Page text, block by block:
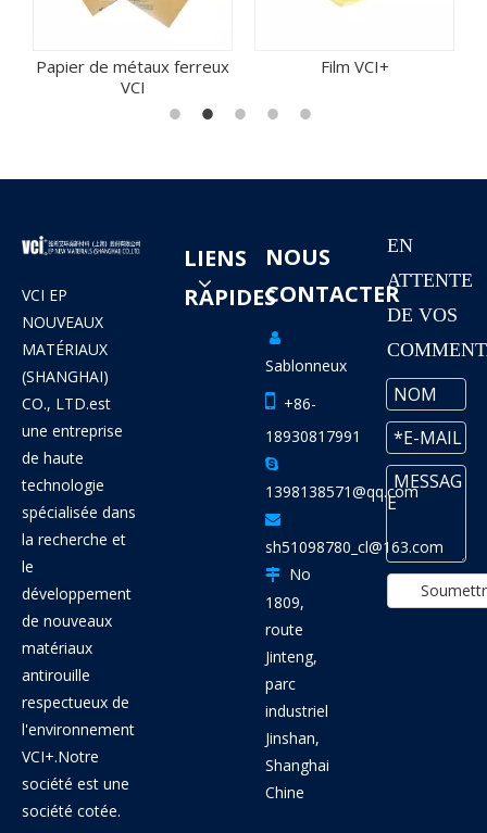
Papier de métaux ferreux
VCI
Film VCI+
VCI EP
NOUVEAUX
MATÉRIAUX
(SHANGHAI)
CO., LTD.est
une entreprise
de haute
technologie
spécialisée dans
la recherche et
le
développement
de nouveaux
matériaux
antirouille
respectueux de
l'environnement
VCI+.Notre
société est une
société cotée.
LIENS
RAPIDES
NOUS
CONTACTER

Sablonneux
 +86-
18930817991

1398138571@qq.com

sh51098780_cl@163.com
No
1809,
route
Jinteng,
parc
industriel
Jinshan,
Shanghai
Chine
EN
ATTENTE
DE VOS